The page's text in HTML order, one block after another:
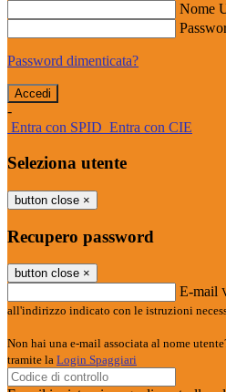
Nome
Password dimenticata?
-
Entra con SPID Entra con CIE
Seleziona utente
button close ×
Recupero password
button close ×
E-mail
all'indirizzo indicato con le istruzioni
Non hai una e-mail associata al nome
tramite la Login Spaggiari